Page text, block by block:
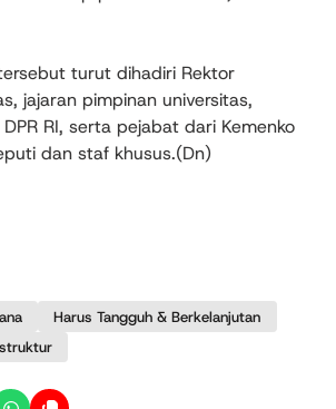
turut dihadiri Rektor
jajaran pimpinan universitas,
RI, serta pejabat dari Kemenko
dan staf khusus.(Dn)
Harus Tangguh & Berkelanjutan